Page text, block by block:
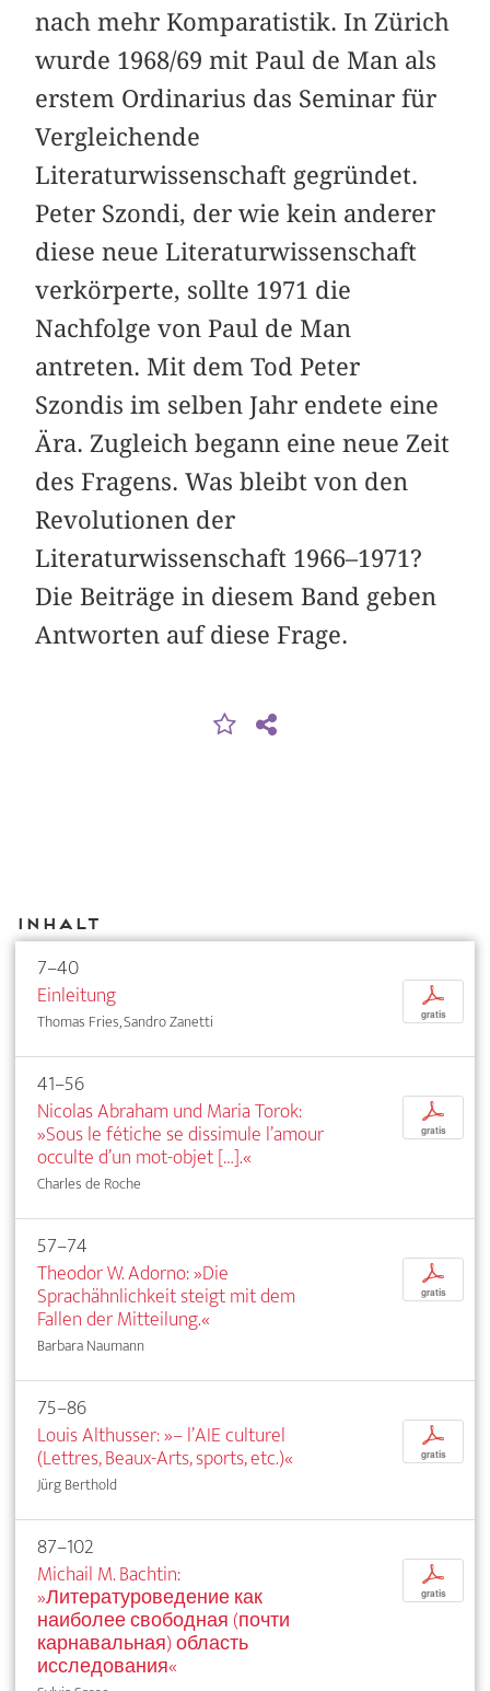
nach mehr Komparatistik. In Zürich
wurde 1968/69 mit Paul de Man als
erstem Ordinarius das Seminar für
Vergleichende
Literaturwissenschaft gegründet.
Peter Szondi, der wie kein anderer
diese neue Literaturwissenschaft
verkörperte, sollte 1971 die
Nachfolge von Paul de Man
antreten. Mit dem Tod Peter
Szondis im selben Jahr endete eine
Ära. Zugleich begann eine neue Zeit
des Fragens. Was bleibt von den
Revolutionen der
Literaturwissenschaft 1966–1971?
Die Beiträge in diesem Band geben
Antworten auf diese Frage.
Inhalt
7–40
Einleitung
Thomas Fries, Sandro Zanetti
p
gratis
41–56
Nicolas Abraham und Maria Torok:
»Sous le fétiche se dissimule l’amour
occulte d’un mot-objet […].«
Charles de Roche
p
gratis
57–74
Theodor W. Adorno: »Die
Sprachähnlichkeit steigt mit dem
Fallen der Mitteilung.«
Barbara Naumann
p
gratis
75–86
Louis Althusser: »– l’AIE culturel
(Lettres, Beaux-Arts, sports, etc.)«
Jürg Berthold
p
gratis
87–102
Michail M. Bachtin:
»Литературоведение как
наиболее свободная (почти
карнавальная) область
исследования«
p
gratis